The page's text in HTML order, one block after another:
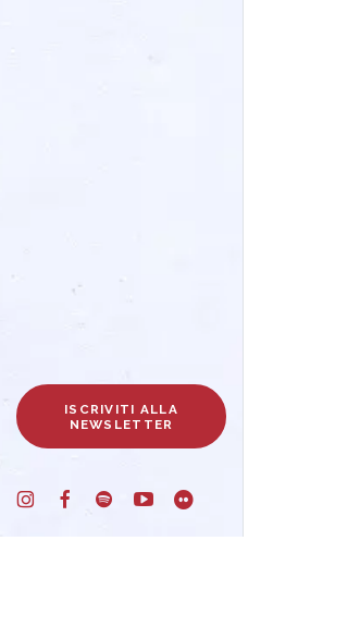
ISCRIVITI ALLA
NEWSLETTER